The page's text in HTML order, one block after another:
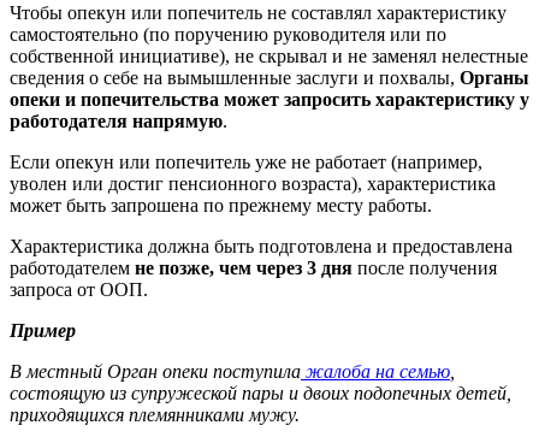
Чтобы опекун или попечитель не составлял характеристику
самостоятельно (по поручению руководителя или по
собственной инициативе), не скрывал и не заменял нелестные
сведения о себе на вымышленные заслуги и похвалы, Органы
опеки и попечительства может запросить характеристику у
работодателя напрямую.
Если опекун или попечитель уже не работает (например,
уволен или достиг пенсионного возраста), характеристика
может быть запрошена по прежнему месту работы.
Характеристика должна быть подготовлена и предоставлена
работодателем не позже, чем через 3 дня после получения
запроса от ООП.
Пример
В местный Орган опеки поступила жалоба на семью
состоящую из супружеской пары и двоих подопечных детей,
приходящихся племянниками мужу.